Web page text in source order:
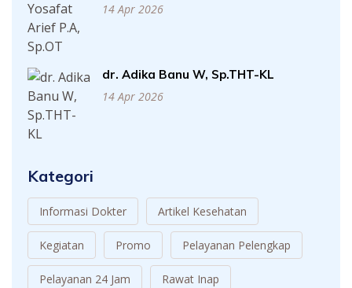
14 Apr 2026
dr. Adika Banu W, Sp.THT-KL
14 Apr 2026
Kategori
Informasi Dokter Artikel Kesehatan
Kegiatan Promo Pelayanan Pelengkap
Pelayanan 24 Jam Rawat Inap